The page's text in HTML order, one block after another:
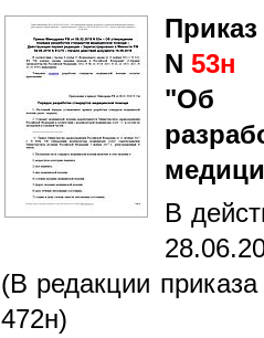
N 53н
"Об
В
(В редакции
472н)